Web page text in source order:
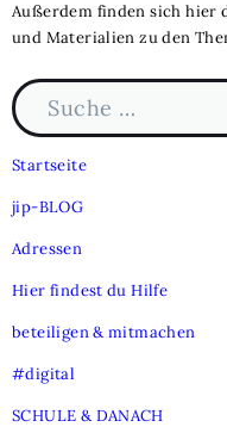
Außerdem finden sich hier
und Materialien zu den
Suche nach:
Startseite
jip-BLOG
Adressen
Hier findest du Hilfe
beteiligen & mitmachen
#digital
SCHULE & DANACH